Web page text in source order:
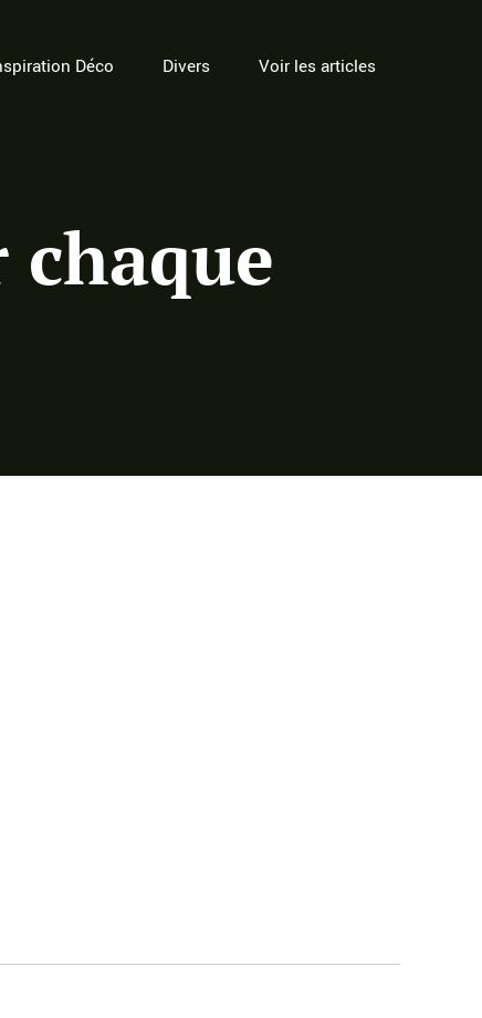
Déco Divers Voir les articles